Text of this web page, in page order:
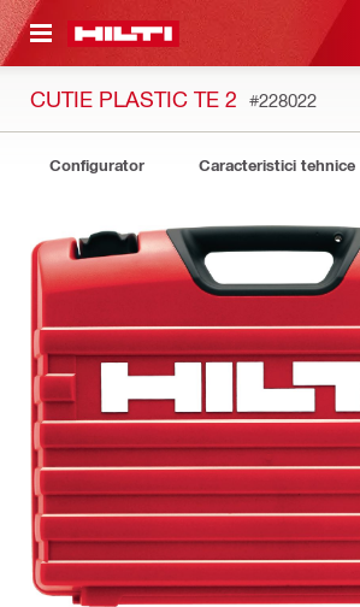
CONTENT
CUTIE PLASTIC TE 2 #228022
Configurator Caracteristici tehnice